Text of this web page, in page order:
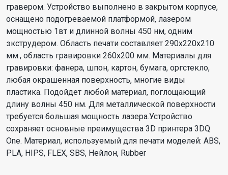
гравером. Устройство выполнено в закрытом корпусе,
оснащено подогреваемой платформой, лазером
мощностью 1вт и длинной волны 450 нм, одним
экструдером. Область печати составляет 290х220х210
мм., область гравировки 260х200 мм. Материалы для
гравировки: фанера, шпон, картон, бумага, оргстекло,
любая окрашенная поверхность, многие виды
пластика. Подойдет любой материал, поглощающий
длину волны 450 нм. Для металлической поверхности
требуется большая мощность лазера.Устройство
сохраняет основные преимущества 3D принтера 3DQ
One. Материал, используемый для печати моделей: ABS,
PLA, HIPS, FLEX, SBS, Нейлон, Rubber